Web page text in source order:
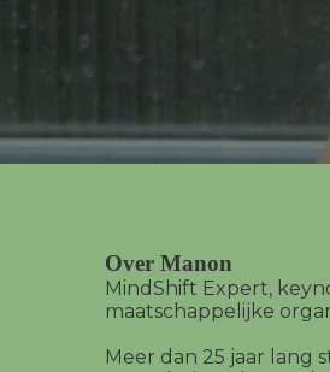
Over Manon
MindShift Expert,
maatschappelijke
Meer dan 25 jaar lang